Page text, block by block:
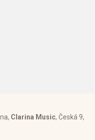
Clarina Music, Česká 9,